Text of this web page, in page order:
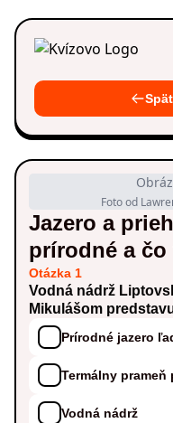
Foto od
Jazero a
prírodné a
Otázka 1
Vodná nádrž
Mikulášom
Prírodné jazero
Termálny prameň
Vodná nádrž